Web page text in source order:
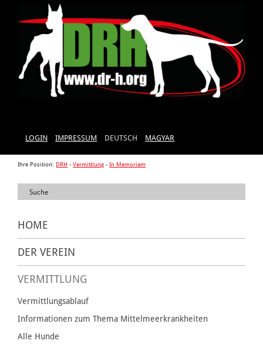
LOGIN IMPRESSUM DEUTSCH MAGYAR
Ihre Position: DRH -Vermittlung -In Memoriam
HOME
DER VEREIN
VERMITTLUNG
Vermittlungsablauf
Informationen zum Thema Mittelmeerkrankheiten
Alle Hunde